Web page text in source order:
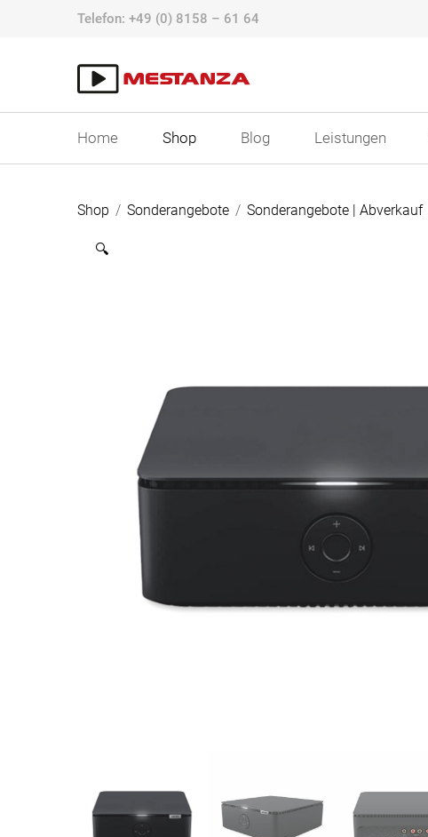
Telefon: +49 (0) 8158 – 61 64
Home Shop Blog Leistungen
Shop / Sonderangebote / Sonderangebote | Abverkauf
🔍